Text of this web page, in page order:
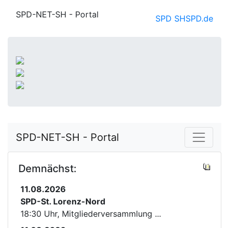
SPD-NET-SH - Portal SPD SHSPD.de
SPD-NET-SH - Portal
Demnächst:
11.08.2026
SPD-St. Lorenz-Nord
18:30 Uhr, Mitgliederversammlung ...